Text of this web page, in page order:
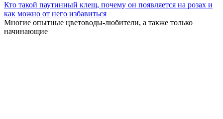
Кто такой паутинный клещ, почему он появляется на розах и
как можно от него избавиться
Многие опытные цветоводы-любители, а также только
начинающие